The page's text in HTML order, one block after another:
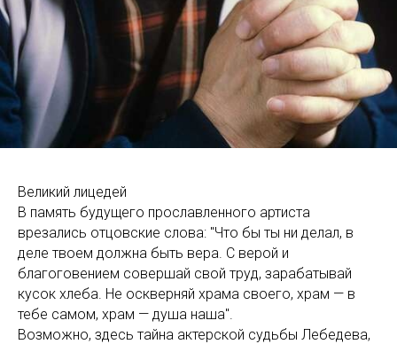
Великий лицедей
В память будущего прославленного артиста
врезались отцовские слова: "Что бы ты ни делал, в
деле твоем должна быть вера. С верой и
благоговением совершай свой труд, зарабатывай
кусок хлеба. Не оскверняй храма своего, храм — в
тебе самом, храм — душа наша".
Возможно, здесь тайна актерской судьбы Лебедева,